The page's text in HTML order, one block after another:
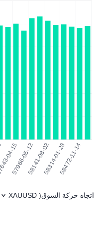
اتجاه حركة السوق(
XAUUSD